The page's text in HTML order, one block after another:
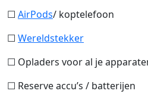
☐ AirPods/ koptelefoon
☐ Wereldstekker
☐ Opladers voor al je
☐ Reserve accu’s / batterijen